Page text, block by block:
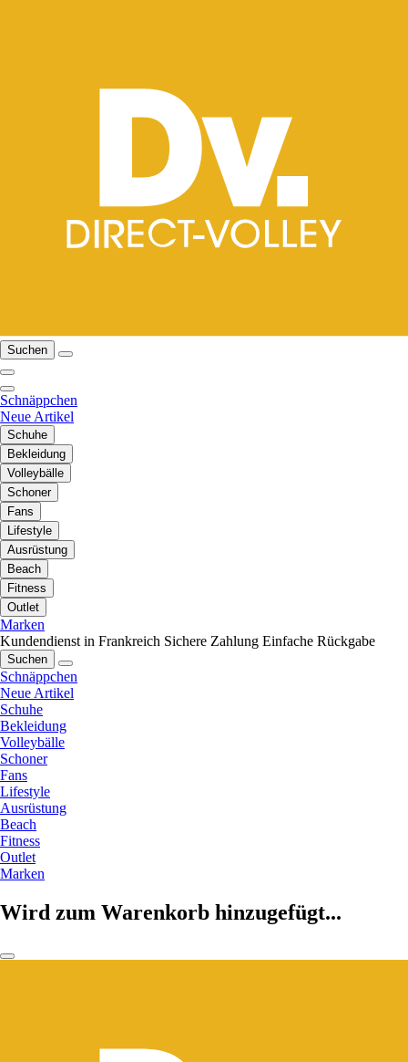
Suchen
Schnäppchen
Neue Artikel
Schuhe
Bekleidung
Volleybälle
Schoner
Fans
Lifestyle
Ausrüstung
Beach
Fitness
Outlet
Marken
Kundendienst in Frankreich Sichere Zahlung Einfache Rückgabe
Suchen
Schnäppchen
Neue Artikel
Schuhe
Bekleidung
Volleybälle
Schoner
Fans
Lifestyle
Ausrüstung
Beach
Fitness
Outlet
Marken
Wird zum Warenkorb hinzugefügt...